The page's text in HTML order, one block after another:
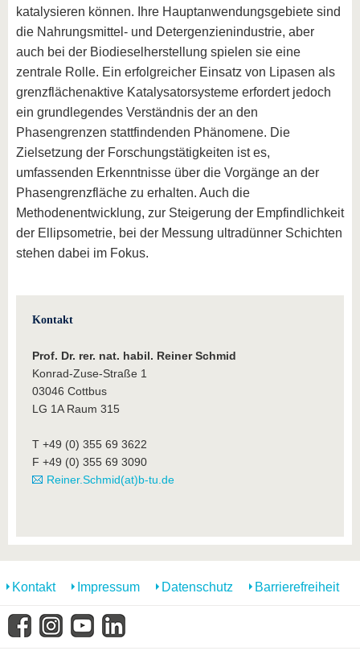
katalysieren können. Ihre Hauptanwendungsgebiete sind
die Nahrungsmittel- und Detergenzienindustrie, aber
auch bei der Biodieselherstellung spielen sie eine
zentrale Rolle. Ein erfolgreicher Einsatz von Lipasen als
grenzflächenaktive Katalysatorsysteme erfordert jedoch
ein grundlegendes Verständnis der an den
Phasengrenzen stattfindenden Phänomene. Die
Zielsetzung der Forschungstätigkeiten ist es,
umfassenden Erkenntnisse über die Vorgänge an der
Phasengrenzfläche zu erhalten. Auch die
Methodenentwicklung, zur Steigerung der Empfindlichkeit
der Ellipsometrie, bei der Messung ultradünner Schichten
stehen dabei im Fokus.
Kontakt
Prof. Dr. rer. nat. habil. Reiner Schmid
Konrad-Zuse-Straße 1
03046 Cottbus
LG 1A Raum 315
T +49 (0) 355 69 3622
F +49 (0) 355 69 3090
Reiner.Schmid(at)b-tu.de
Kontakt Impressum Datenschutz Barrierefreiheit